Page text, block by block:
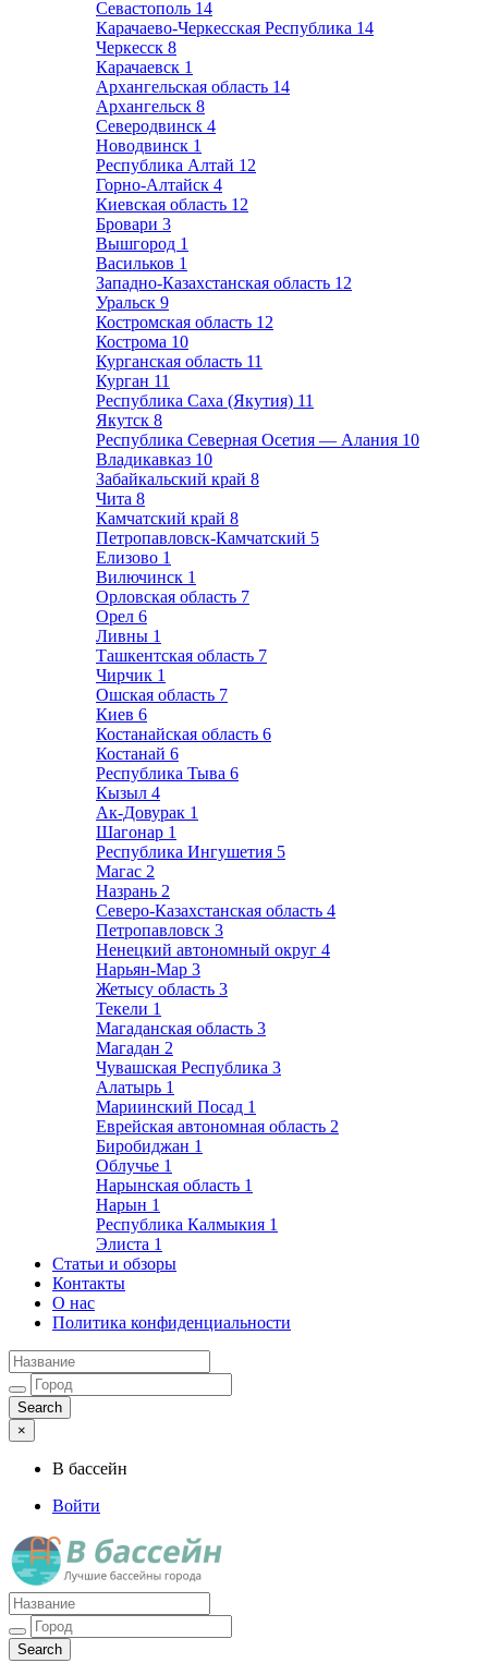
Севастополь 14
Карачаево-Черкесская Республика 14
Черкесск 8
Карачаевск 1
Архангельская область 14
Архангельск 8
Северодвинск 4
Новодвинск 1
Республика Алтай 12
Горно-Алтайск 4
Киевская область 12
Бровари 3
Вышгород 1
Васильков 1
Западно-Казахстанская область 12
Уральск 9
Костромская область 12
Кострома 10
Курганская область 11
Курган 11
Республика Саха (Якутия) 11
Якутск 8
Республика Северная Осетия — Алания 10
Владикавказ 10
Забайкальский край 8
Чита 8
Камчатский край 8
Петропавловск-Камчатский 5
Елизово 1
Вилючинск 1
Орловская область 7
Орел 6
Ливны 1
Ташкентская область 7
Чирчик 1
Ошская область 7
Киев 6
Костанайская область 6
Костанай 6
Республика Тыва 6
Кызыл 4
Ак-Довурак 1
Шагонар 1
Республика Ингушетия 5
Магас 2
Назрань 2
Северо-Казахстанская область 4
Петропавловск 3
Ненецкий автономный округ 4
Нарьян-Мар 3
Жетысу область 3
Текели 1
Магаданская область 3
Магадан 2
Чувашская Республика 3
Алатырь 1
Мариинский Посад 1
Еврейская автономная область 2
Биробиджан 1
Облучье 1
Нарынская область 1
Нарын 1
Республика Калмыкия 1
Элиста 1
Статьи и обзоры
Контакты
О нас
Политика конфиденциальности
×
В бассейн
Войти
Лучшие бассейны города